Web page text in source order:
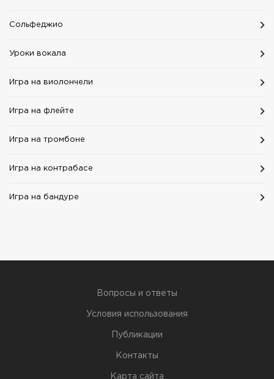
Сольфеджио
Уроки вокала
Игра на виолончели
Игра на флейте
Игра на тромбоне
Игра на контрабасе
Игра на бандуре
Вопросы и ответы
Условия использования
Публикации
Контакты
Карта сайта